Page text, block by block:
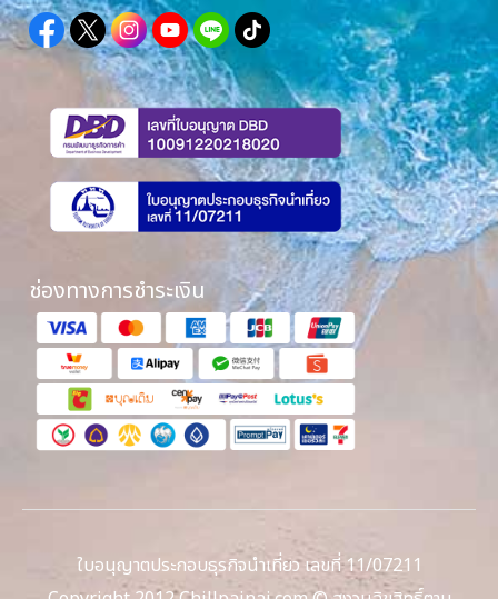
ช่องทางการชำระเงิน
ใบอนุญาตประกอบธุรกิจนำเที่ยว เลขที่ 11/07211